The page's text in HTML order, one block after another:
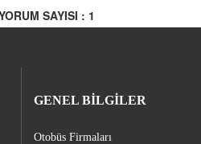
SAYISI : 1
GENEL BİLGİLER
Otobüs Firmaları